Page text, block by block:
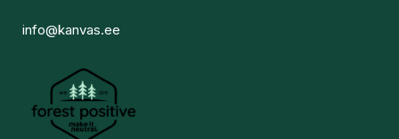
info@kanvas.ee